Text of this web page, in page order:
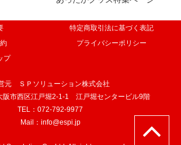
特定商取引法に基づく表記
プライバシーポリシー
プ
元 ＳＰソリューション株式会社
市西区江戸堀2-1-1 江戸堀センタービル9階
TEL：072-792-9977
Mail：info@espi.jp